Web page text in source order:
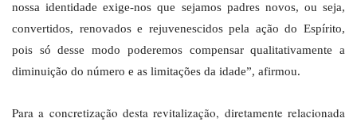
nossa identidade exige-nos que sejamos padres novos, ou seja,
convertidos, renovados e rejuvenescidos pela ação do Espírito,
pois só desse modo poderemos compensar qualitativamente a
diminuição do número e as limitações da idade”, afirmou.
Para a concretização desta revitalização, diretamente relacionada